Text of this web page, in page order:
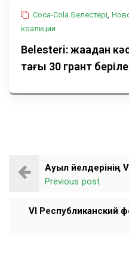
Coca-Cola Белестері
коалиции
Belesteri: жаңадан
тағы 30 грант
Ауыл әйелдерінің
Previous post
VI Республиканский